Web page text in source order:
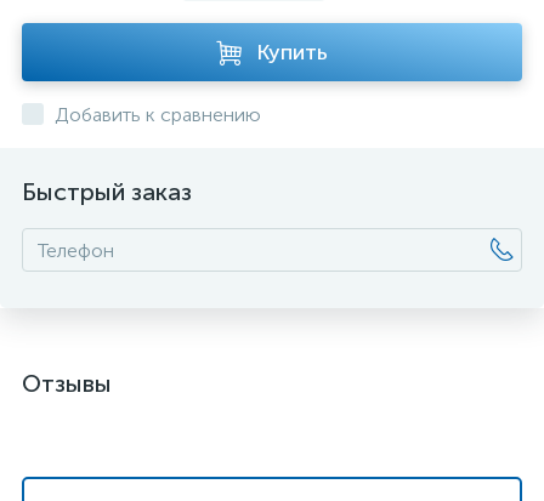
Купить
Добавить к сравнению
Быстрый заказ
Отзывы